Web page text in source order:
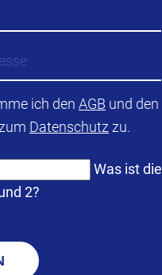
ich den AGB und den
Datenschutz zu.
Was ist die
2?